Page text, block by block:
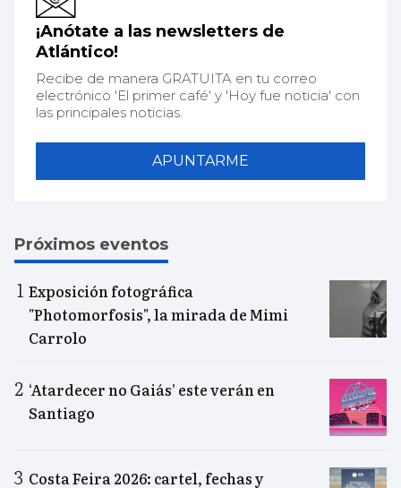
¡Anótate a las newsletters de
Atlántico!
Recibe de manera GRATUITA en tu correo
electrónico 'El primer café' y 'Hoy fue noticia' con
las principales noticias.
APUNTARME
Próximos eventos
Exposición fotográfica
"Photomorfosis", la mirada de Mimi
Carrolo
‘Atardecer no Gaiás’ este verán en
Santiago
Costa Feira 2026: cartel, fechas y